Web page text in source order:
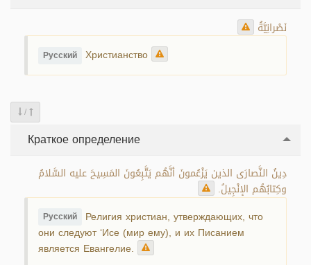
نَصْرانِيَّةُ
Русский Христианство
/
Краткое определение
دِينُ النَّصارَى الذين يَزْعُمونَ أنَّهُم يَتَّبِعُونَ المَسِيحَ عليه السَّلامُ
وكِتابُهُم الإنْجِيلُ.
Русский Религия христиан, утверждающих, что
они следуют ‘Исе (мир ему), и их Писанием
является Евангелие.